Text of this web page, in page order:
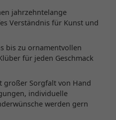
jahrzehntelange
Verständnis für Kunst und
bis zu ornamentvollen
für jeden Geschmack
großer Sorgfalt von Hand
individuelle
werden gern